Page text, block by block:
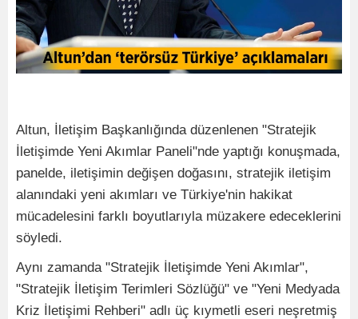
Altun, İletişim Başkanlığında düzenlenen "Stratejik
İletişimde Yeni Akımlar Paneli"nde yaptığı konuşmada,
panelde, iletişimin değişen doğasını, stratejik iletişim
alanındaki yeni akımları ve Türkiye'nin hakikat
mücadelesini farklı boyutlarıyla müzakere edeceklerini
söyledi.
Aynı zamanda "Stratejik İletişimde Yeni Akımlar",
"Stratejik İletişim Terimleri Sözlüğü" ve "Yeni Medyada
Kriz İletişimi Rehberi" adlı üç kıymetli eseri neşretmiş